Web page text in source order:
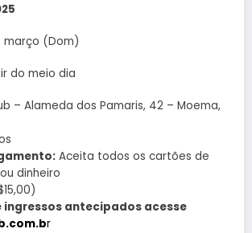
março (Dom)
do meio dia
– Alameda dos Pamaris, 42 – Moema,
Aceita todos os cartões de
dinheiro
ingressos antecipados acesse
r